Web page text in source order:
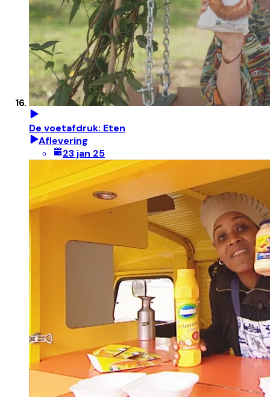
De voetafdruk: Eten
Aflevering
23 jan 25